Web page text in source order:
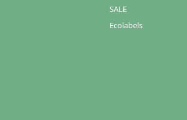
SALE
Ecolabels